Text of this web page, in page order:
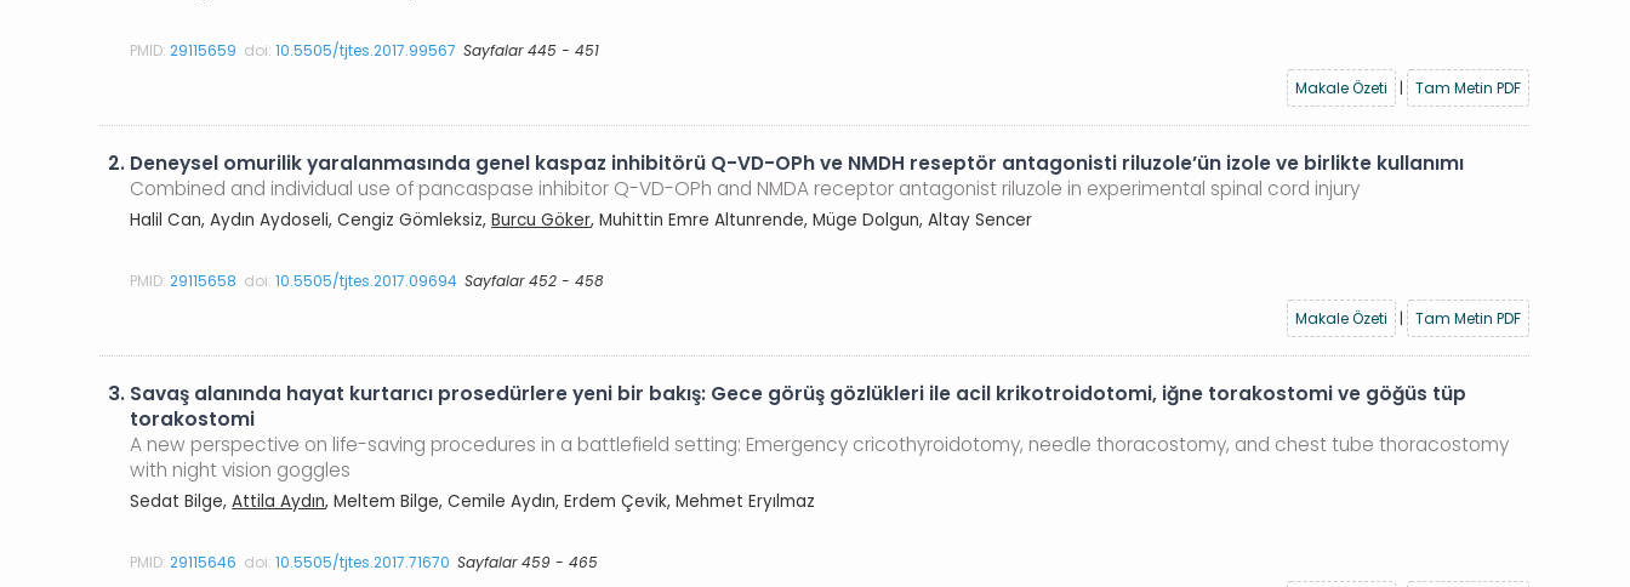
PMID:29115659 doi:10.5505/tjtes.2017.99567 Sayfalar 445 - 451
Makale Özeti
| Tam Metin PDF
2. Deneysel omurilik yaralanmasında genel kaspaz inhibitörü Q-VD-OPh ve NMDH reseptör antagonisti riluzole’ün izole ve birlikte kullanımı
Combined and individual use of pancaspase inhibitor Q-VD-OPh and NMDA receptor antagonist riluzole in experimental spinal cord injury
Halil Can, Aydın Aydoseli, Cengiz Gömleksiz,Burcu Göker, Muhittin Emre Altunrende, Müge Dolgun, Altay Sencer
PMID:29115658 doi:10.5505/tjtes.2017.09694 Sayfalar 452 - 458
Makale Özeti
| Tam Metin PDF
3. Savaş alanında hayat kurtarıcı prosedürlere yeni bir bakış: Gece görüş gözlükleri ile acil krikotroidotomi, iğne torakostomi ve göğüs tüp
torakostomi
A new perspective on life-saving procedures in a battlefield setting: Emergency cricothyroidotomy, needle thoracostomy, and chest tube thoracostomy
with night vision goggles
Sedat Bilge,Attila Aydın, Meltem Bilge, Cemile Aydın, Erdem Çevik, Mehmet Eryılmaz
PMID:29115646 doi:10.5505/tjtes.2017.71670 Sayfalar 459 - 465